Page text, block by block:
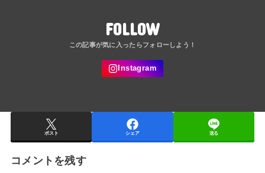
FOLLOW
ポスト シェア 送る
コメントを残す